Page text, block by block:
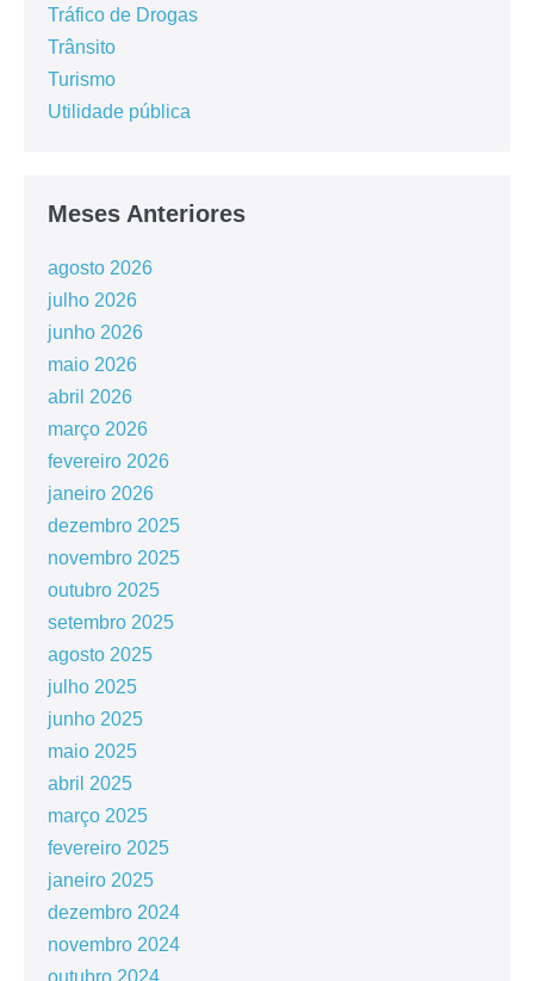
Tráfico de Drogas
Trânsito
Turismo
Utilidade pública
Meses Anteriores
agosto 2026
julho 2026
junho 2026
maio 2026
abril 2026
março 2026
fevereiro 2026
janeiro 2026
dezembro 2025
novembro 2025
outubro 2025
setembro 2025
agosto 2025
julho 2025
junho 2025
maio 2025
abril 2025
março 2025
fevereiro 2025
janeiro 2025
dezembro 2024
novembro 2024
outubro 2024